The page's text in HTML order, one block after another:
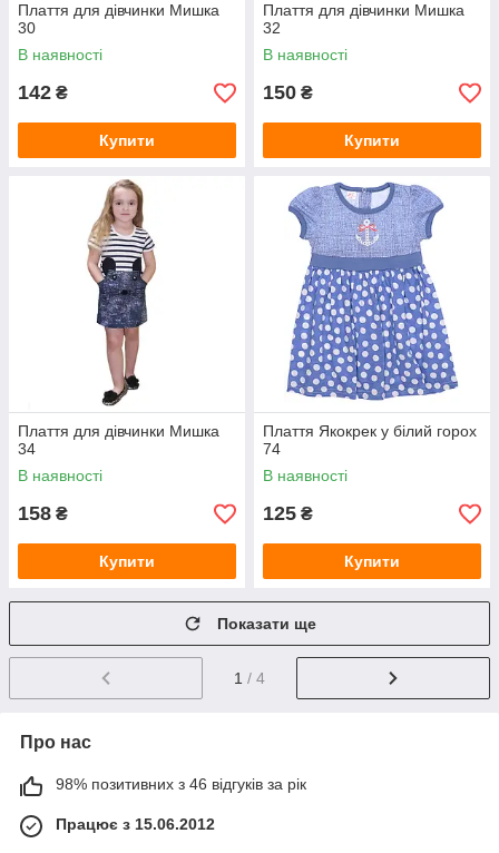
Плаття для дівчинки Мишка
30
В наявності
142 ₴
Купити
Плаття для дівчинки Мишка
32
В наявності
150 ₴
Купити
Плаття для дівчинки Мишка
34
В наявності
158 ₴
Купити
Плаття Якокрек у білий горох
74
В наявності
125 ₴
Купити
Показати ще
1 / 4
Про нас
98% позитивних з 46 відгуків за рік
Працює з 15.06.2012